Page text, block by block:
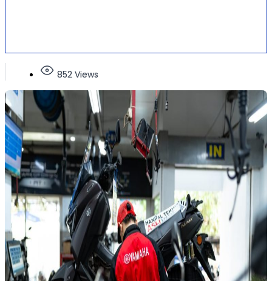
852 Views